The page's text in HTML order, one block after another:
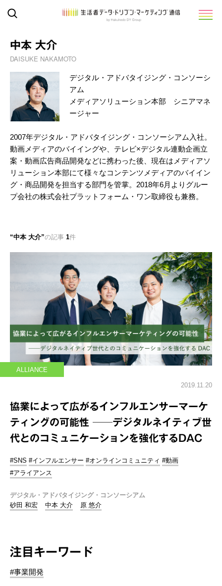
中本 大介
DAISUKE NAKAMOTO
デジタル・アドバタイジング・コンソーシ
アム
メディアソリューション本部 シニアマネ
ージャー
2007年デジタル・アドバタイジング・コンソーシアム入社。
動画メディアのバイイングや、テレビ×デジタル連動企画立
案・動画広告商品開発などに携わった後、現在はメディアソ
リューション本部にて様々なコンテンツメディアのバイイン
グ・商品開発を担当する部門を管掌。2018年6月よりグルー
プ会社の株式会社プラットフォーム・ワン取締役も兼務。
中本 大介 の記事 1件
ALLIANCE
2019.11.20
協業によって広がるインフルエンサーマーケ
ティングの可能性 ──デジタルネイティブ世
代とのコミュニケーションを強化するDAC
#SNS #インフルエンサー #オンラインコミュニティ #動画
#アライアンス
デジタル・アドバタイジング・コンソーシアム
砂田 和宏
中本 大介 原 悠介
注目キーワード
#事業開発